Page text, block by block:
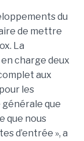
du
de mettre
La
charge deux
aux
les
générale que
que nous
d’entrée », a